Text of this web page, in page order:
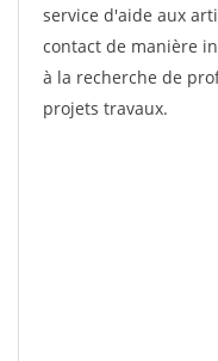
service d'aide aux
contact de manière
à la recherche de
projets travaux.